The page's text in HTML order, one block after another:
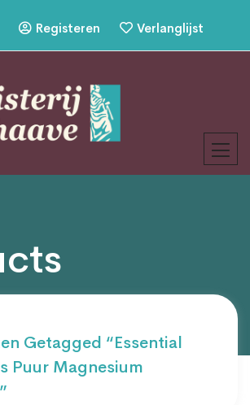
Registeren Verlanglijst
Getagged “Essential
Puur Magnesium